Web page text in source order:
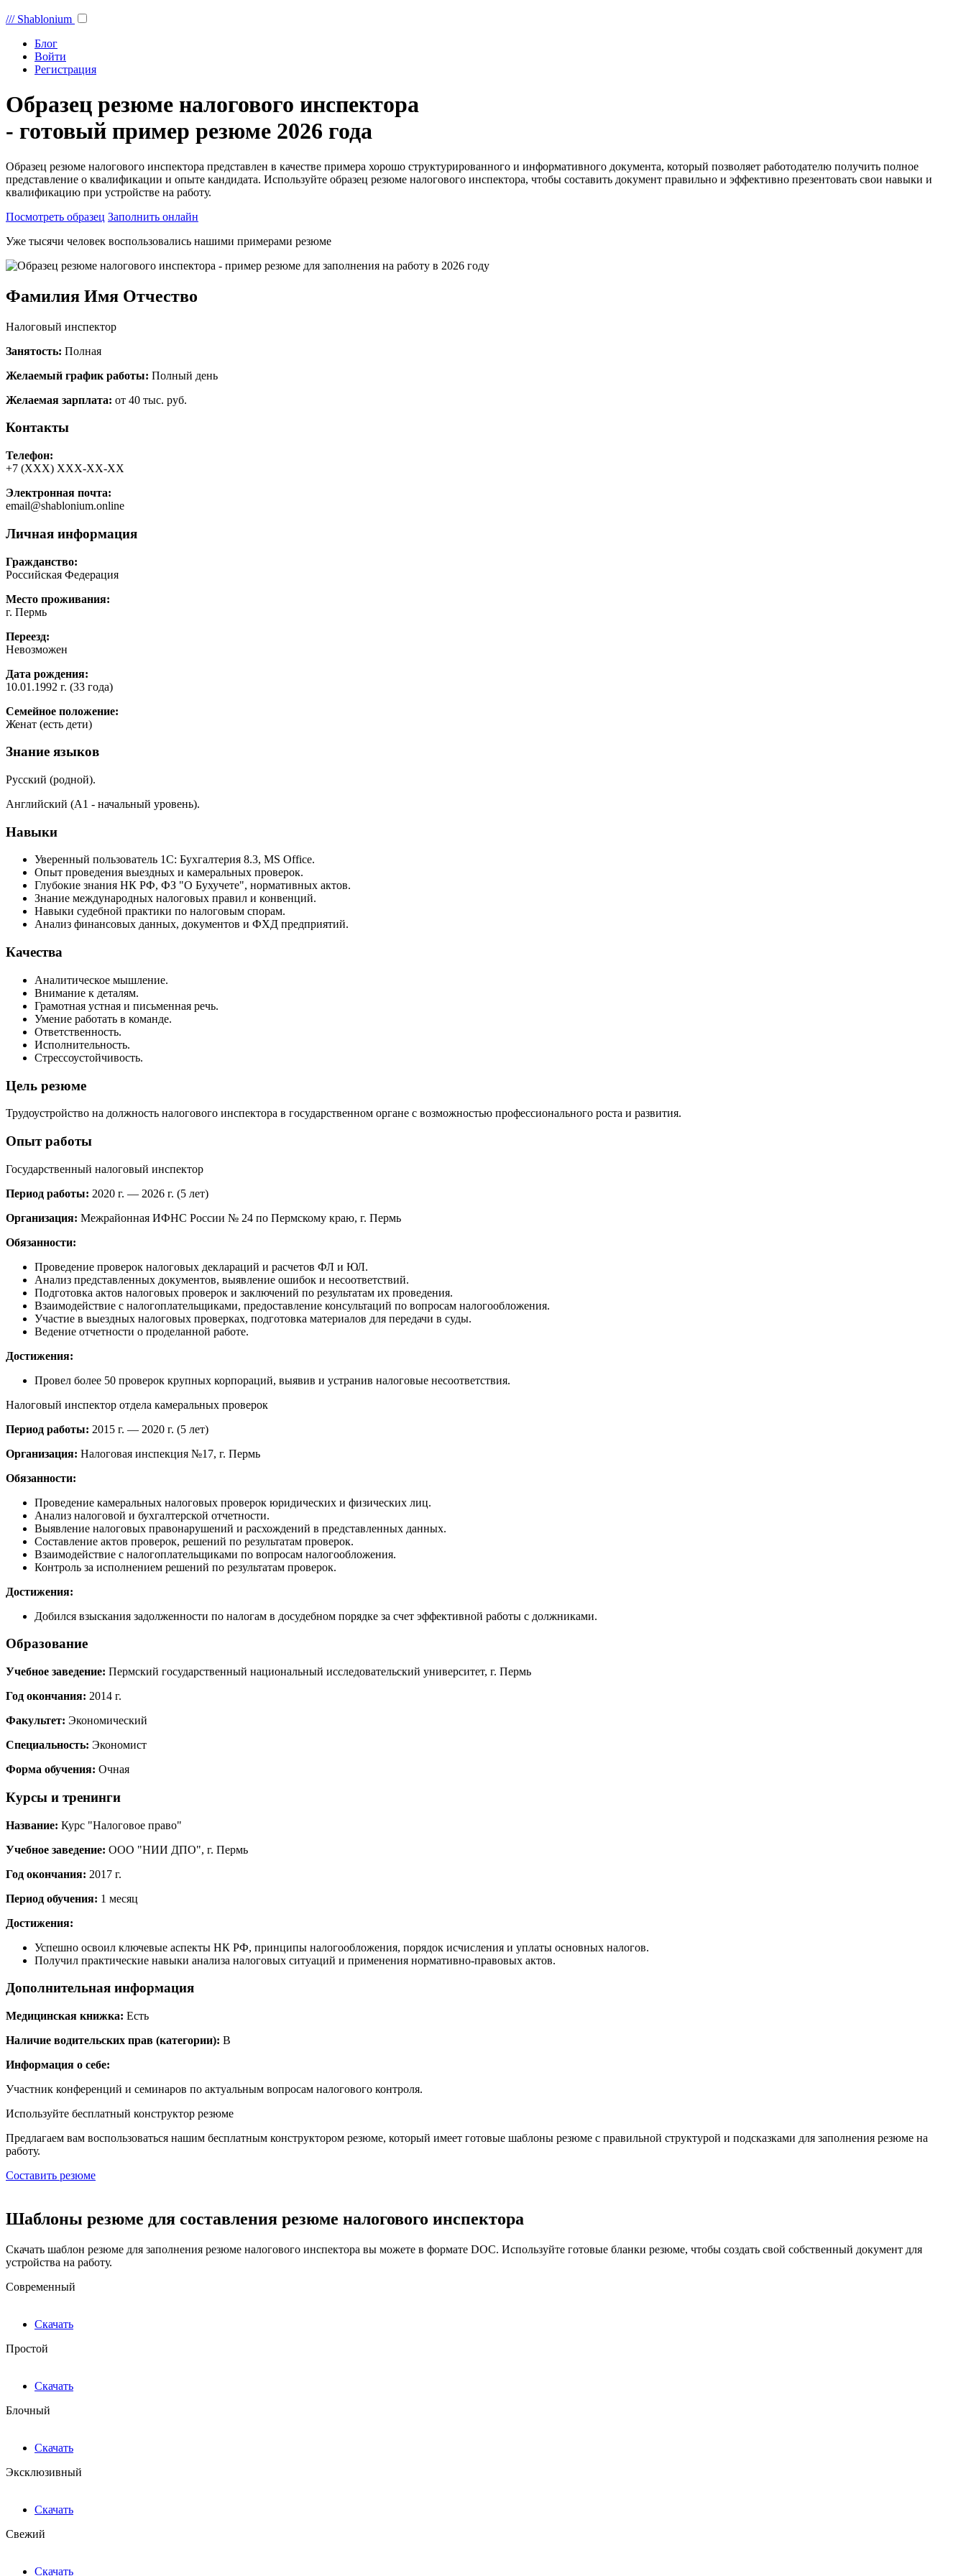
/// Shablonium
Блог
Войти
Регистрация
Образец резюме налогового инспектора
- готовый пример резюме 2026 года
Образец резюме налогового инспектора представлен в качестве примера хорошо структурированного и информативного документа, который позволяет работодателю получить полное
представление о квалификации и опыте кандидата. Используйте образец резюме налогового инспектора, чтобы составить документ правильно и эффективно презентовать свои навыки и
квалификацию при устройстве на работу.
Посмотреть образец Заполнить онлайн
Уже тысячи человек воспользовались нашими примерами резюме
Фамилия Имя Отчество
Налоговый инспектор
Занятость: Полная
Желаемый график работы: Полный день
Желаемая зарплата: от 40 тыс. руб.
Контакты
Телефон:
+7 (ХХХ) ХХХ-ХХ-ХХ
Электронная почта:
email@shablonium.online
Личная информация
Гражданство:
Российская Федерация
Место проживания:
г. Пермь
Переезд:
Невозможен
Дата рождения:
10.01.1992 г. (33 года)
Семейное положение:
Женат (есть дети)
Знание языков
Русский (родной).
Английский (А1 - начальный уровень).
Навыки
Уверенный пользователь 1С: Бухгалтерия 8.3, MS Office.
Опыт проведения выездных и камеральных проверок.
Глубокие знания НК РФ, ФЗ "О Бухучете", нормативных актов.
Знание международных налоговых правил и конвенций.
Навыки судебной практики по налоговым спорам.
Анализ финансовых данных, документов и ФХД предприятий.
Качества
Аналитическое мышление.
Внимание к деталям.
Грамотная устная и письменная речь.
Умение работать в команде.
Ответственность.
Исполнительность.
Стрессоустойчивость.
Цель резюме
Трудоустройство на должность налогового инспектора в государственном органе с возможностью профессионального роста и развития.
Опыт работы
Государственный налоговый инспектор
Период работы: 2020 г. — 2026 г. (5 лет)
Организация: Межрайонная ИФНС России № 24 по Пермскому краю, г. Пермь
Обязанности:
Проведение проверок налоговых деклараций и расчетов ФЛ и ЮЛ.
Анализ представленных документов, выявление ошибок и несоответствий.
Подготовка актов налоговых проверок и заключений по результатам их проведения.
Взаимодействие с налогоплательщиками, предоставление консультаций по вопросам налогообложения.
Участие в выездных налоговых проверках, подготовка материалов для передачи в суды.
Ведение отчетности о проделанной работе.
Достижения:
Провел более 50 проверок крупных корпораций, выявив и устранив налоговые несоответствия.
Налоговый инспектор отдела камеральных проверок
Период работы: 2015 г. — 2020 г. (5 лет)
Организация: Налоговая инспекция №17, г. Пермь
Обязанности:
Проведение камеральных налоговых проверок юридических и физических лиц.
Анализ налоговой и бухгалтерской отчетности.
Выявление налоговых правонарушений и расхождений в представленных данных.
Составление актов проверок, решений по результатам проверок.
Взаимодействие с налогоплательщиками по вопросам налогообложения.
Контроль за исполнением решений по результатам проверок.
Достижения:
Добился взыскания задолженности по налогам в досудебном порядке за счет эффективной работы с должниками.
Образование
Учебное заведение: Пермский государственный национальный исследовательский университет, г. Пермь
Год окончания: 2014 г.
Факультет: Экономический
Специальность: Экономист
Форма обучения: Очная
Курсы и тренинги
Название: Курс "Налоговое право"
Учебное заведение: ООО "НИИ ДПО", г. Пермь
Год окончания: 2017 г.
Период обучения: 1 месяц
Достижения:
Успешно освоил ключевые аспекты НК РФ, принципы налогообложения, порядок исчисления и уплаты основных налогов.
Получил практические навыки анализа налоговых ситуаций и применения нормативно-правовых актов.
Дополнительная информация
Медицинская книжка: Есть
Наличие водительских прав (категории): В
Информация о себе:
Участник конференций и семинаров по актуальным вопросам налогового контроля.
Используйте бесплатный конструктор резюме
Предлагаем вам воспользоваться нашим бесплатным конструктором резюме, который имеет готовые шаблоны резюме с правильной структурой и подсказками для заполнения резюме на
работу.
Составить резюме
Шаблоны резюме для составления резюме налогового инспектора
Скачать шаблон резюме для заполнения резюме налогового инспектора вы можете в формате DOC. Используйте готовые бланки резюме, чтобы создать свой собственный документ для
устройства на работу.
Современный
Скачать
Простой
Скачать
Блочный
Скачать
Эксклюзивный
Скачать
Свежий
Скачать